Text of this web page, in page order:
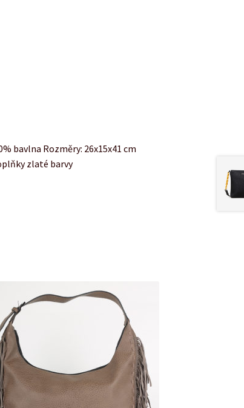
bavlna Rozměry: 26x15x41 cm
zlaté barvy